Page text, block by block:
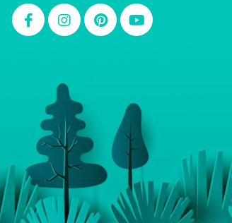
Carla Eschberger
Carol Pessoa
Ju Mirthes